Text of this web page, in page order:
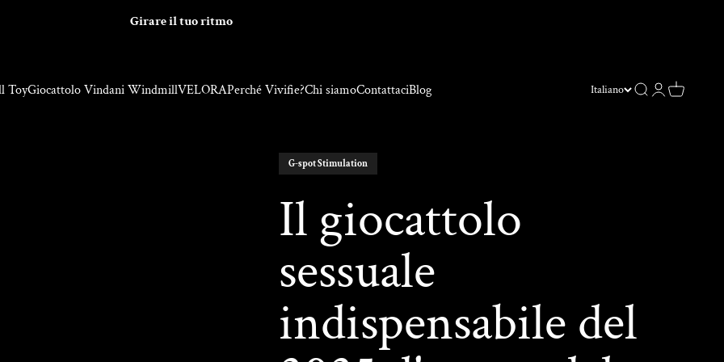
Girare il tuo ritmo
ToyGiocattolo Vindani WindmillVELORAPerché Vivifie?Chi siamoContattaciBlog Italiano RicercaLoginCarrello
G-spot Stimulation
Il giocattolo
sessuale
indispensabile del